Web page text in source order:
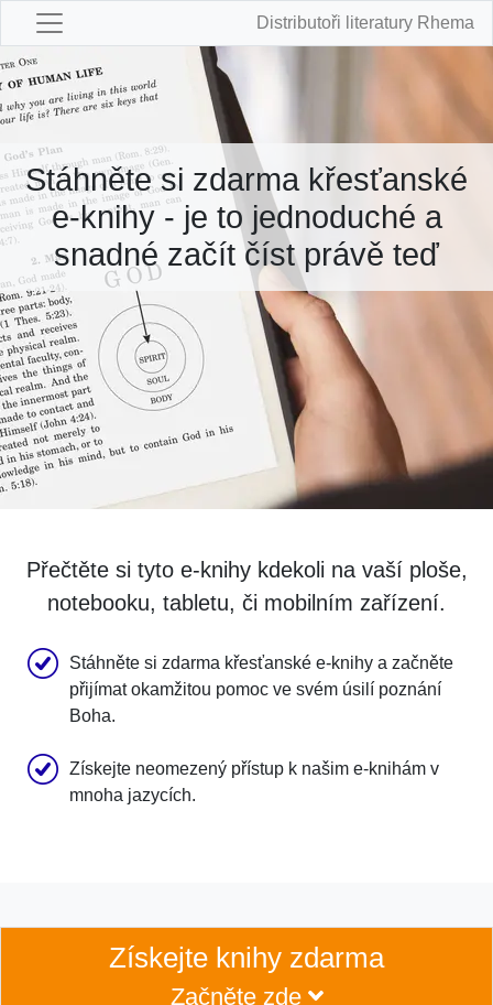
Distributoři literatury Rhema
Stáhněte si zdarma křesťanské
e-knihy - je to jednoduché a
snadné začít číst právě teď
Přečtěte si tyto e-knihy kdekoli na vaší ploše,
notebooku, tabletu, či mobilním zařízení.
Stáhněte si zdarma křesťanské e-knihy a začněte
přijímat okamžitou pomoc ve svém úsilí poznání
Boha.
Získejte neomezený přístup k našim e-knihám v
mnoha jazycích.
Získejte knihy zdarma
Začněte zde